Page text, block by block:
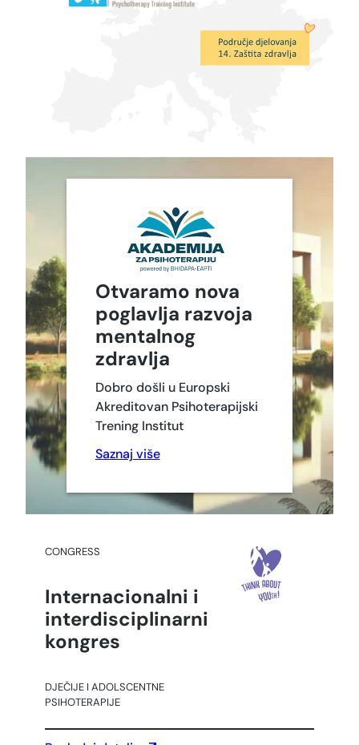
Otvaramo nova
poglavlja razvoja
mentalnog
zdravlja
Dobro došli u Europski
Akreditovan Psihoterapijski
Trening Institut
Saznaj više
CONGRESS
Internacionalni i
interdisciplinarni
kongres
DJEČIJE I ADOLSCENTNE
PSIHOTERAPIJE